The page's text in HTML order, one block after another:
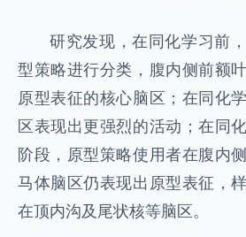
研究发现，在同化学习前
型策略进行分类，腹内侧前额
原型表征的核心脑区；在同化
区表现出更强烈的活动；在同
阶段，原型策略使用者在腹内
马体脑区仍表现出原型表征，
在顶内沟及尾状核等脑区。